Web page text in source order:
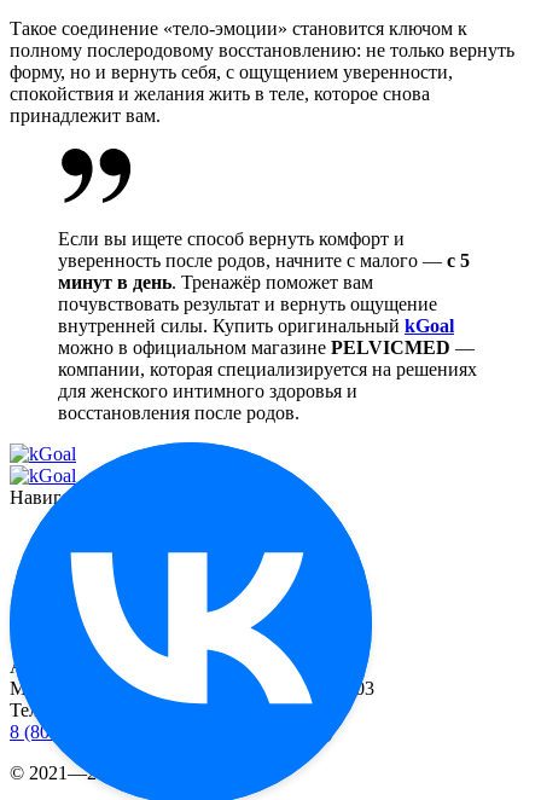
Такое соединение «тело-эмоции» становится ключом к
полному послеродовому восстановлению: не только вернуть
форму, но и вернуть себя, с ощущением уверенности,
спокойствия и желания жить в теле, которое снова
принадлежит вам.
Если вы ищете способ вернуть комфорт и
уверенность после родов, начните с малого — с 5
минут в день. Тренажёр поможет вам
почувствовать результат и вернуть ощущение
внутренней силы. Купить оригинальный kGoal
можно в официальном магазине PELVICMED —
компании, которая специализируется на решениях
для женского интимного здоровья и
восстановления после родов.
Навигация
О миостимуляторе
Отзывы
Контакты
Реквизиты
Адрес
Москва, 2-й Рощинский пр-д, д. 8, офис 603
Телефоны
8 (800) 333 24-77
(бесплатные звонки по РФ)
© 2021—2026 |